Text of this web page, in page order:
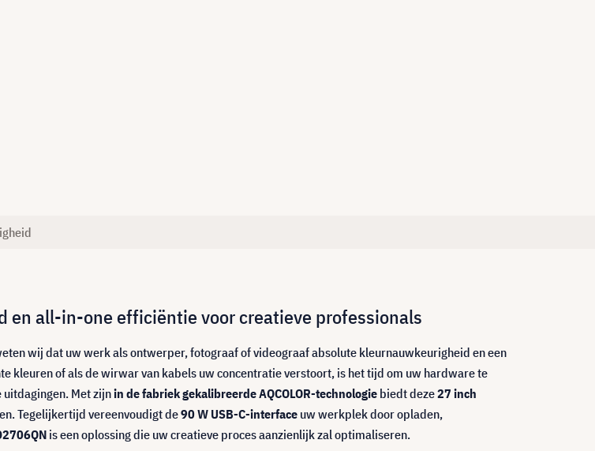
en all-in-one efficiëntie voor creatieve professionals
wij dat uw werk als ontwerper, fotograaf of videograaf absolute kleurnauwkeurigheid en een
kleuren of als de wirwar van kabels uw concentratie verstoort, is het tijd om uw hardware te
Met zijnin de fabriek gekalibreerde AQCOLOR-technologie biedt deze27 inch
Tegelijkertijd vereenvoudigt de90 W USB-C-interface uw werkplek door opladen,
is een oplossing die uw creatieve proces aanzienlijk zal optimaliseren.